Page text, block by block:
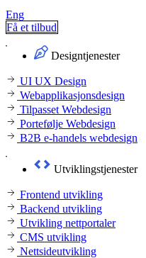
Eng
Få et tilbud
Designtjenester
UI UX Design
Webapplikasjonsdesign
Tilpasset Webdesign
Portefølje Webdesign
B2B e-handels webdesign
Utviklingstjenester
Frontend utvikling
Backend utvikling
Utvikling nettportaler
CMS utvikling
Nettsideutvikling